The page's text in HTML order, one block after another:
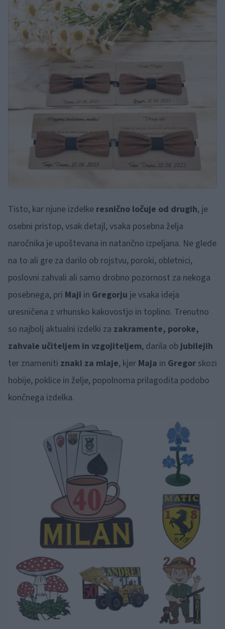
Tisto, kar njune izdelke resnično ločuje od drugih, je
osebni pristop, vsak detajl, vsaka posebna želja
naročnika je upoštevana in natančno izpeljana. Ne glede
na to ali gre za darilo ob rojstvu, poroki, obletnici,
poslovni zahvali ali samo drobno pozornost za nekoga
posebnega, pri Maji in Gregorju je vsaka ideja
uresničena z vrhunsko kakovostjo in toplino. Trenutno
so najbolj aktualni izdelki za zakramente, poroke,
zahvale učiteljem in vzgojiteljem, darila objubilejih
ter znameniti znaki za mlaje, kjer Maja in Gregor skozi
hobije, poklice in želje, popolnoma prilagodita podobo
končnega izdelka.